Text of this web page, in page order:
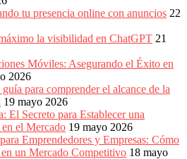
tu presencia online con anuncios 22
la visibilidad en ChatGPT 21
Móviles: Asegurando el Éxito en
2026
para comprender el alcance de la
19 mayo 2026
El Secreto para Establecer una
el Mercado 19 mayo 2026
Emprendedores y Empresas: Cómo
un Mercado Competitivo 18 mayo